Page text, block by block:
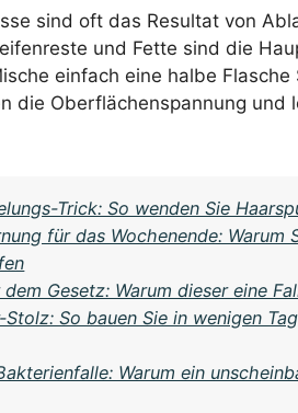
sind oft das Resultat von
und Fette sind die
einfach eine halbe
die Oberflächenspannung
Trick: So wenden Sie
für das Wochenende:
Gesetz: Warum dieser eine
Stolz: So bauen Sie in wenigen
Warum ein